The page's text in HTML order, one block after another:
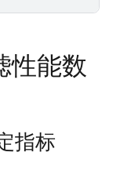
性能数
指标